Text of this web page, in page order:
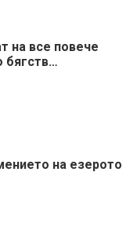
на все повече
бягств…
на езерото